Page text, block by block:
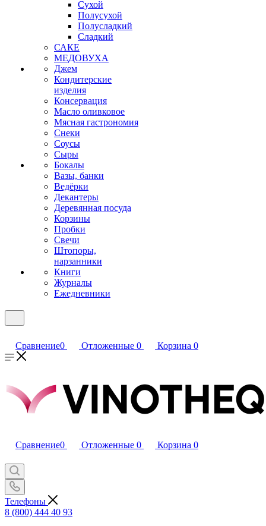
Сухой
Полусухой
Полусладкий
Сладкий
САКЕ
МЕДОВУХА
Джем
Кондитерские
изделия
Консервация
Масло оливковое
Мясная гастрономия
Снеки
Соусы
Сыры
Бокалы
Вазы, банки
Ведёрки
Декантеры
Деревянная посуда
Корзины
Пробки
Свечи
Штопоры,
нарзанники
Книги
Журналы
Ежедневники
Сравнение0 Отложенные 0 Корзина 0
Сравнение0 Отложенные 0 Корзина 0
Телефоны
8 (800) 444 40 93